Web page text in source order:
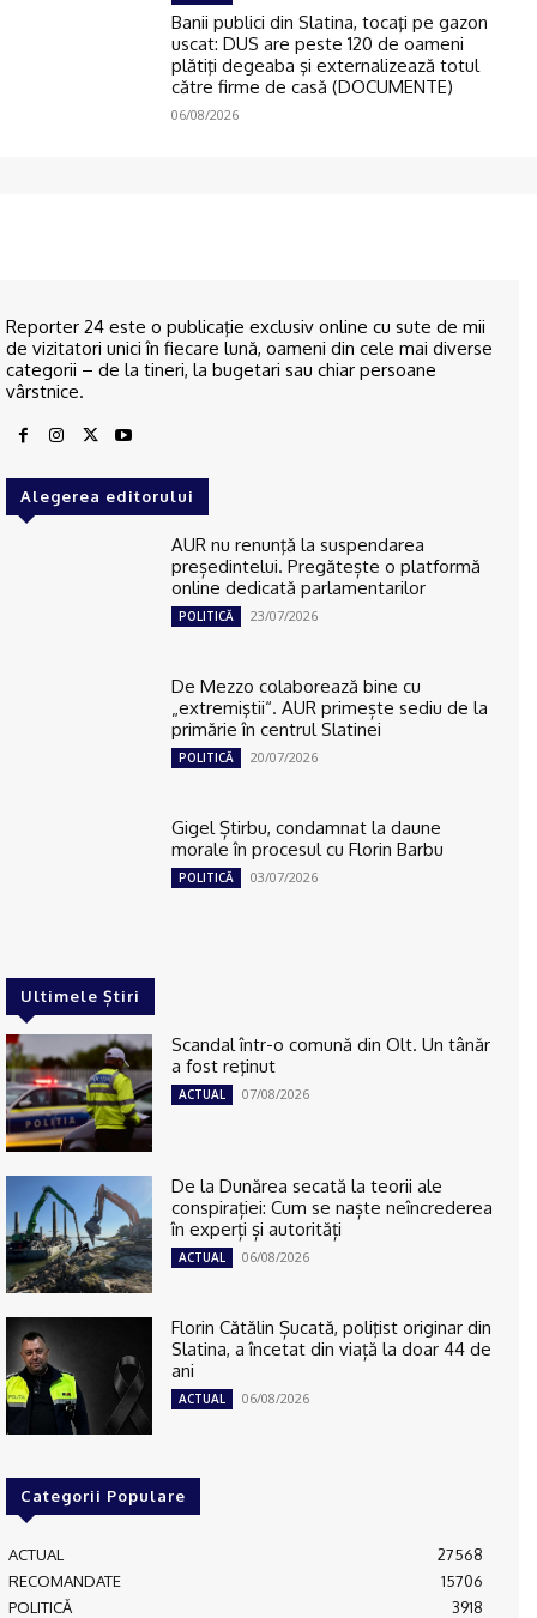
Banii publici din Slatina, tocaţi pe gazon
uscat: DUS are peste 120 de oameni
plătiţi degeaba şi externalizează totul
către firme de casă (DOCUMENTE)
06/08/2026
Reporter 24 este o publicaţie exclusiv online cu sute de mii
de vizitatori unici în fiecare lună, oameni din cele mai diverse
categorii – de la tineri, la bugetari sau chiar persoane
vârstnice.
Alegerea editorului
AUR nu renunţă la suspendarea
președintelui. Pregătește o platformă
online dedicată parlamentarilor
POLITICĂ 23/07/2026
De Mezzo colaborează bine cu
„extremiştii“. AUR primește sediu de la
primărie în centrul Slatinei
POLITICĂ 20/07/2026
Gigel Știrbu, condamnat la daune
morale în procesul cu Florin Barbu
POLITICĂ 03/07/2026
Ultimele Știri
Scandal într-o comună din Olt. Un tânăr
a fost reţinut
ACTUAL 07/08/2026
De la Dunărea secată la teorii ale
conspirației: Cum se naște neîncrederea
în experți și autorități
ACTUAL 06/08/2026
Florin Cătălin Șucată, poliţist originar din
Slatina, a încetat din viață la doar 44 de
ani
ACTUAL 06/08/2026
Categorii Populare
ACTUAL
27568
RECOMANDATE
15706
POLITICĂ
3918